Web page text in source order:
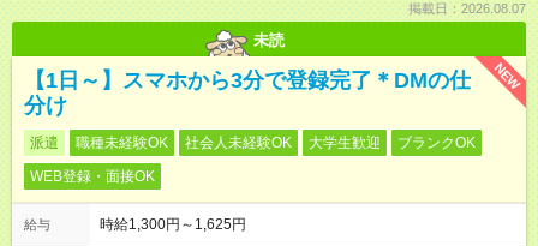
掲載日：2026.08.07
未読
NEW
【1日～】スマホから3分で登録完了＊DMの仕
分け
派遣 職種未経験OK 社会人未経験OK 大学生歓迎
ブランクOK
WEB登録・面接OK
給与 時給1,300円～1,625円